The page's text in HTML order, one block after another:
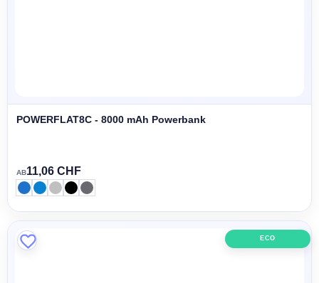
POWERFLAT8C - 8000 mAh Powerbank
AB11,06 CHF
ECO